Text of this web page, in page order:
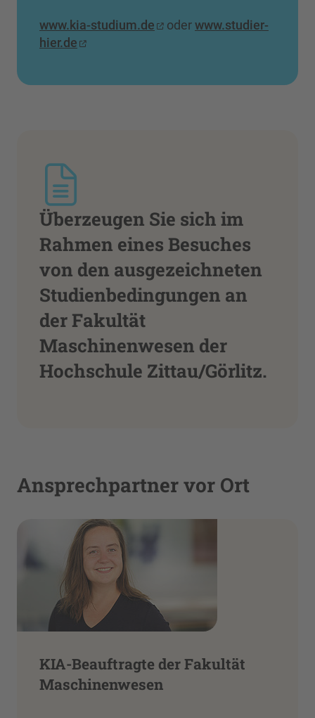
www.kia-studium.de oderwww.studier-
hier.de
Überzeugen Sie sich im
Rahmen eines Besuches
von den ausgezeichneten
Studienbedingungen an
der Fakultät
Maschinenwesen der
Hochschule Zittau/Görlitz.
Ansprechpartner vor Ort
KIA-Beauftragte der Fakultät
Maschinenwesen